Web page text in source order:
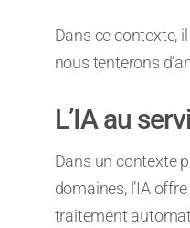
Dans ce contexte,
nous tenterons
L’IA au
Dans un contexte
domaines, l’IA
traitement